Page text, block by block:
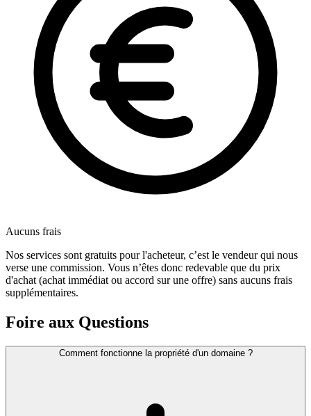
Aucuns frais
Nos services sont gratuits pour l'acheteur, c’est le vendeur qui nous
verse une commission. Vous n’êtes donc redevable que du prix
d'achat (achat immédiat ou accord sur une offre) sans aucuns frais
supplémentaires.
Foire aux Questions
Comment fonctionne la propriété d'un domaine ?